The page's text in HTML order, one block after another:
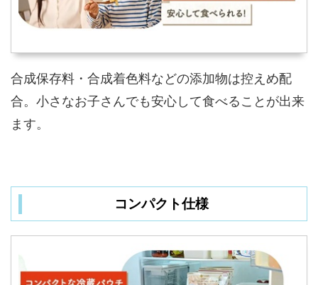
合成保存料・合成着色料などの添加物は控えめ配
合。小さなお子さんでも安心して食べることが出来
ます。
コンパクト仕様